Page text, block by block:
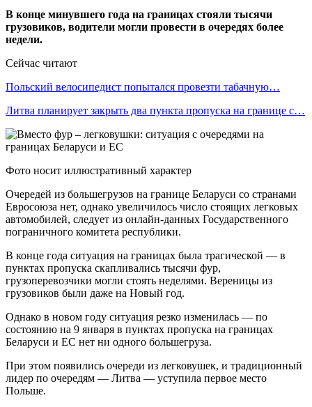
В конце минувшего года на границах стояли тысячи
грузовиков, водители могли провести в очередях более
недели.
Сейчас читают
Польский велосипедист попытался провезти табачную…
Литва планирует закрыть два пункта пропуска на границе с…
Фото носит иллюстративный характер
Очередей из большегрузов на границе Беларуси со странами
Евросоюза нет, однако увеличилось число стоящих легковых
автомобилей, следует из онлайн-данных Государственного
пограничного комитета республики.
В конце года ситуация на границах была трагической — в
пунктах пропуска скапливались тысячи фур,
грузоперевозчики могли стоять неделями. Вереницы из
грузовиков были даже на Новый год.
Однако в новом году ситуация резко изменилась — по
состоянию на 9 января в пунктах пропуска на границах
Беларуси и ЕС нет ни одного большегруза.
При этом появились очереди из легковушек, и традиционный
лидер по очередям — Литва — уступила первое место
Польше.